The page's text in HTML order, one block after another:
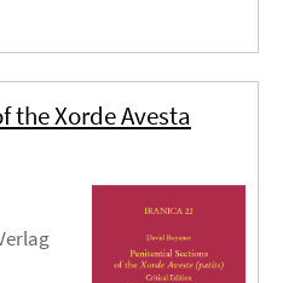
the Xorde Avesta